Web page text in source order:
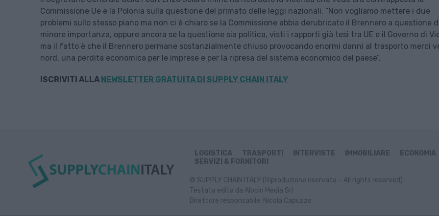
Commissione Ue e la Polonia sulla questione del primato delle leggi nazionali. “Non vogliamo mettere i due
problemi sullo stesso piano ma non ci è chiaro se la Commissione abbia derubricato il Brennero a questione
minore importanza, oppure ancora se la questione sia politica, visti i rapporti già tesi tra UE e il Governo di
ma il fatto è che il Brennero permane sostanzialmente chiuso provocando enormi danni al trasporto merci
nord, una perdita economica per le imprese e per la ripresa del sistema economico del paese”.
ISCRIVITI ALLA NEWSLETTER GRATUITA DI SUPPLY CHAIN ITALY
LOGISTICA TRASPORTI INTERVISTE IMMOBILIARE ECONOMIA
SERVIZI & FORNITORI
© SUPPLY CHAIN ITALY (Riproduzione riservata – All rights reserved)
Testata edita da Alocin Media Srl
Direttore responsabile: Nicola Capuzzo